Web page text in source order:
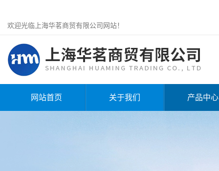
欢迎光临上海华茗商贸有限公司网站！
网站首页 关于我们 产品中心